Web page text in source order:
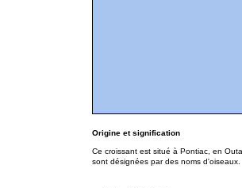
Origine et signification
Ce croissant est situé à Pontiac, en
sont désignées par des noms d'oiseaux.